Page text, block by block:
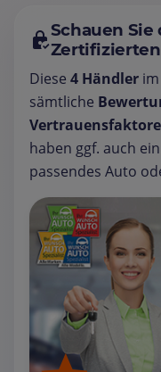
Schauen
Diese 4 Händler im
sämtliche
haben ggf. auch ein
passendes Auto